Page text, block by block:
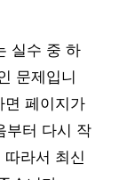
실수 중 하
문제입니
면 페이지가
부터 다시 작
라서 최신